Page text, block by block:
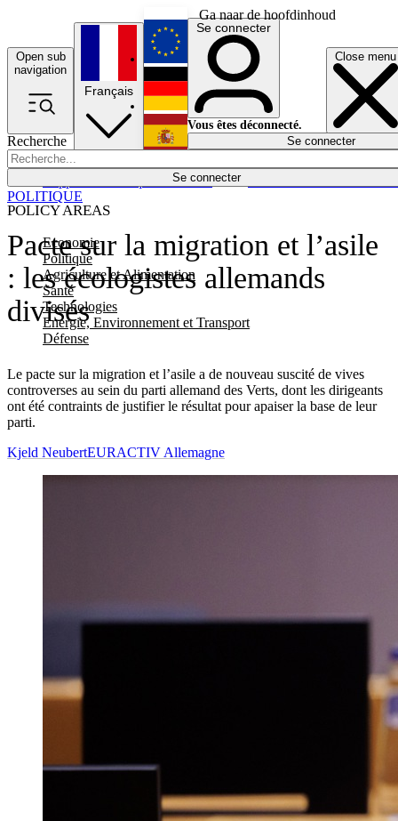
Ga naar de hoofdinhoud
Open sub
navigation
Close menu
Recherche
Se connecter
POLICY AREAS
Economie
Politique
Agriculture et Alimentation
Santé
Technologies
Energie, Environnement et Transport
Défense
Économie
Français
English
Deutsch
Español
Se connecter
Vous êtes déconnecté.
Se connecter
Pacte sur la migration et l’asile
: les écologistes allemands
divisés
Le pacte sur la migration et l’asile a de nouveau suscité de vives
controverses au sein du parti allemand des Verts, dont les dirigeants
ont été contraints de justifier le résultat pour apaiser la base de leur
parti.
POLITIQUE
Kjeld NeubertEURACTIV Allemagne